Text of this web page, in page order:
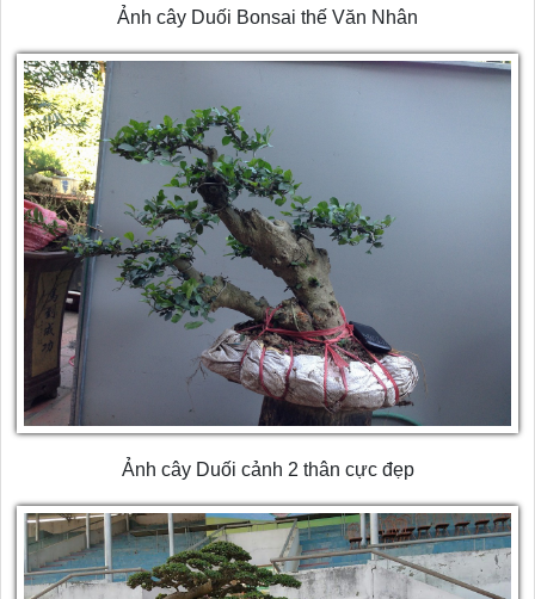
Ảnh cây Duối Bonsai thế Văn Nhân
Ảnh cây Duối cảnh 2 thân cực đẹp